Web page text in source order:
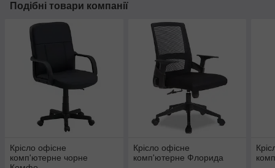
Подібні товари компанії
Крісло офісне
комп'ютерне чорне
Крісло офісне
комп'ютерне Флорида